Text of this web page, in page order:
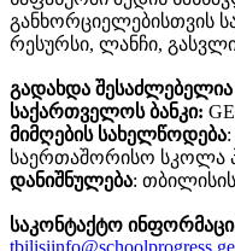
განხორციელებისთვის
რესურსი, ლანჩი,
გადახდა
საქართველოს ბანკი:
მიმღების სახელწოდება
საერთაშორისო სკოლა
დანიშნულება:
საკონტაქტო
tbilisiinfo@schoolprogress.ge